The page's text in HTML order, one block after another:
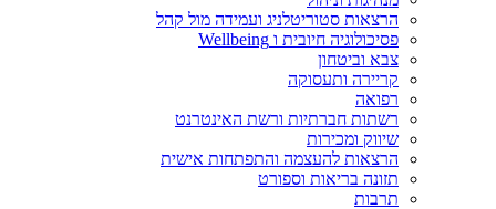
הרצאות סטוריטלניג ועמידה מול קהל
פסיכולוגיה חיובית ו Wellbeing
צבא וביטחון
קריירה ותעסוקה
רפואה
רשתות חברתיות ורשת האינטרנט
שיווק ומכירות
הרצאות להעצמה והתפתחות אישית
תזונה בריאות וספורט
תרבות